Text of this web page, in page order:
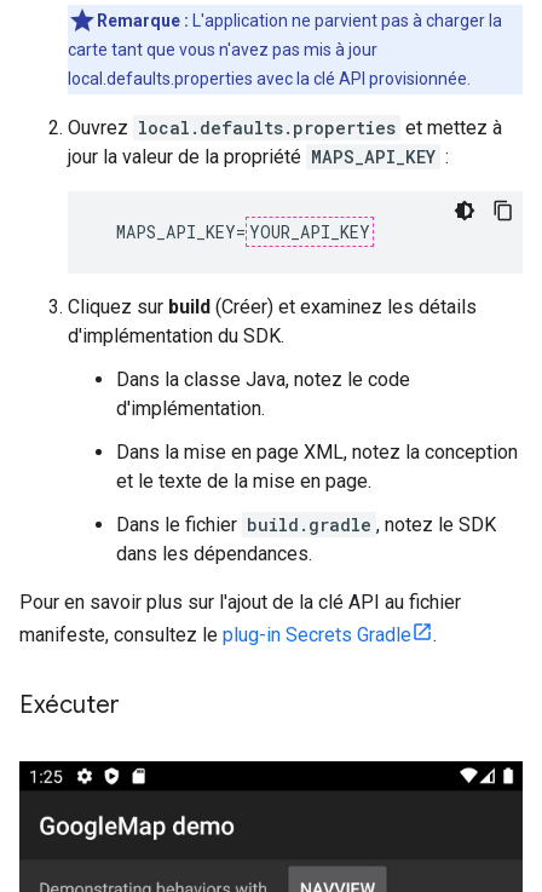
Remarque : L'application ne parvient pas à charger la
carte tant que vous n'avez pas mis à jour
local.defaults.properties avec la clé API provisionnée.
Ouvrez local.defaults.properties et mettez à
jour la valeur de la propriété MAPS_API_KEY :
  MAPS_API_KEY=
YOUR_API_KEY
Cliquez sur build (Créer) et examinez les détails
d'implémentation du SDK.
Dans la classe Java, notez le code
d'implémentation.
Dans la mise en page XML, notez la conception
et le texte de la mise en page.
Dans le fichier build.gradle , notez le SDK
dans les dépendances.
Pour en savoir plus sur l'ajout de la clé API au fichier
manifeste, consultez le plug-in Secrets Gradle .
Exécuter